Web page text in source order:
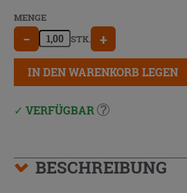
MENGE
− STK. +
IN DEN WARENKORB LEGEN
VERFÜGBAR
BESCHREIBUNG